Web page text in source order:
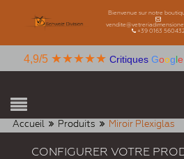
Bienvenue sur notre
+39 0163 560432
4,9/5 ★★★★★ Critiques Google
Accueil Produits Miroir Plexiglas
CONFIGURER VOTRE